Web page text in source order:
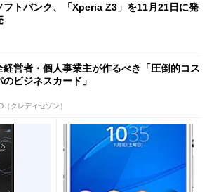
フトバンク、「Xperia Z3」を11月21日に発
経営者・個人事業主が作るべき「圧倒的コス
のビジネスカード」
（クレディセゾン）